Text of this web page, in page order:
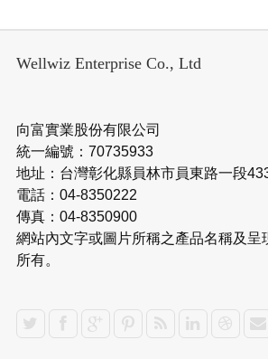
Wellwiz Enterprise Co., Ltd
向富實業股份有限公司
統一編號：70735933
地址：台灣彰化縣員林市員東路一段
電話：04-8350222
傳真：04-8350900
網站內文字或圖片所稱之產品名稱及呈
所有。